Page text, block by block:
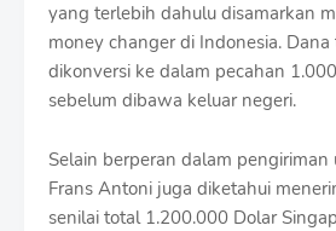
yang terlebih dahulu disamarkan
money changer di Indonesia.
dikonversi ke dalam pecahan
sebelum dibawa keluar negeri.
Selain berperan dalam pengiriman
Frans Antoni juga diketahui
senilai total 1.200.000 Dolar